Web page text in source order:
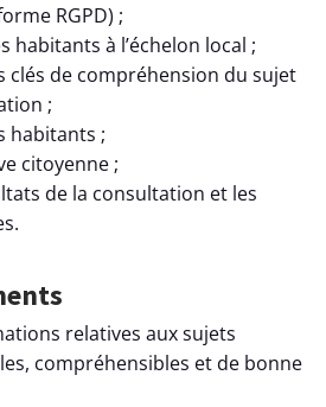
RGPD) ;
habitants à l’échelon local ;
clés de compréhension du sujet
;
habitants ;
citoyenne ;
de la consultation et les
relatives aux sujets
compréhensibles et de bonne